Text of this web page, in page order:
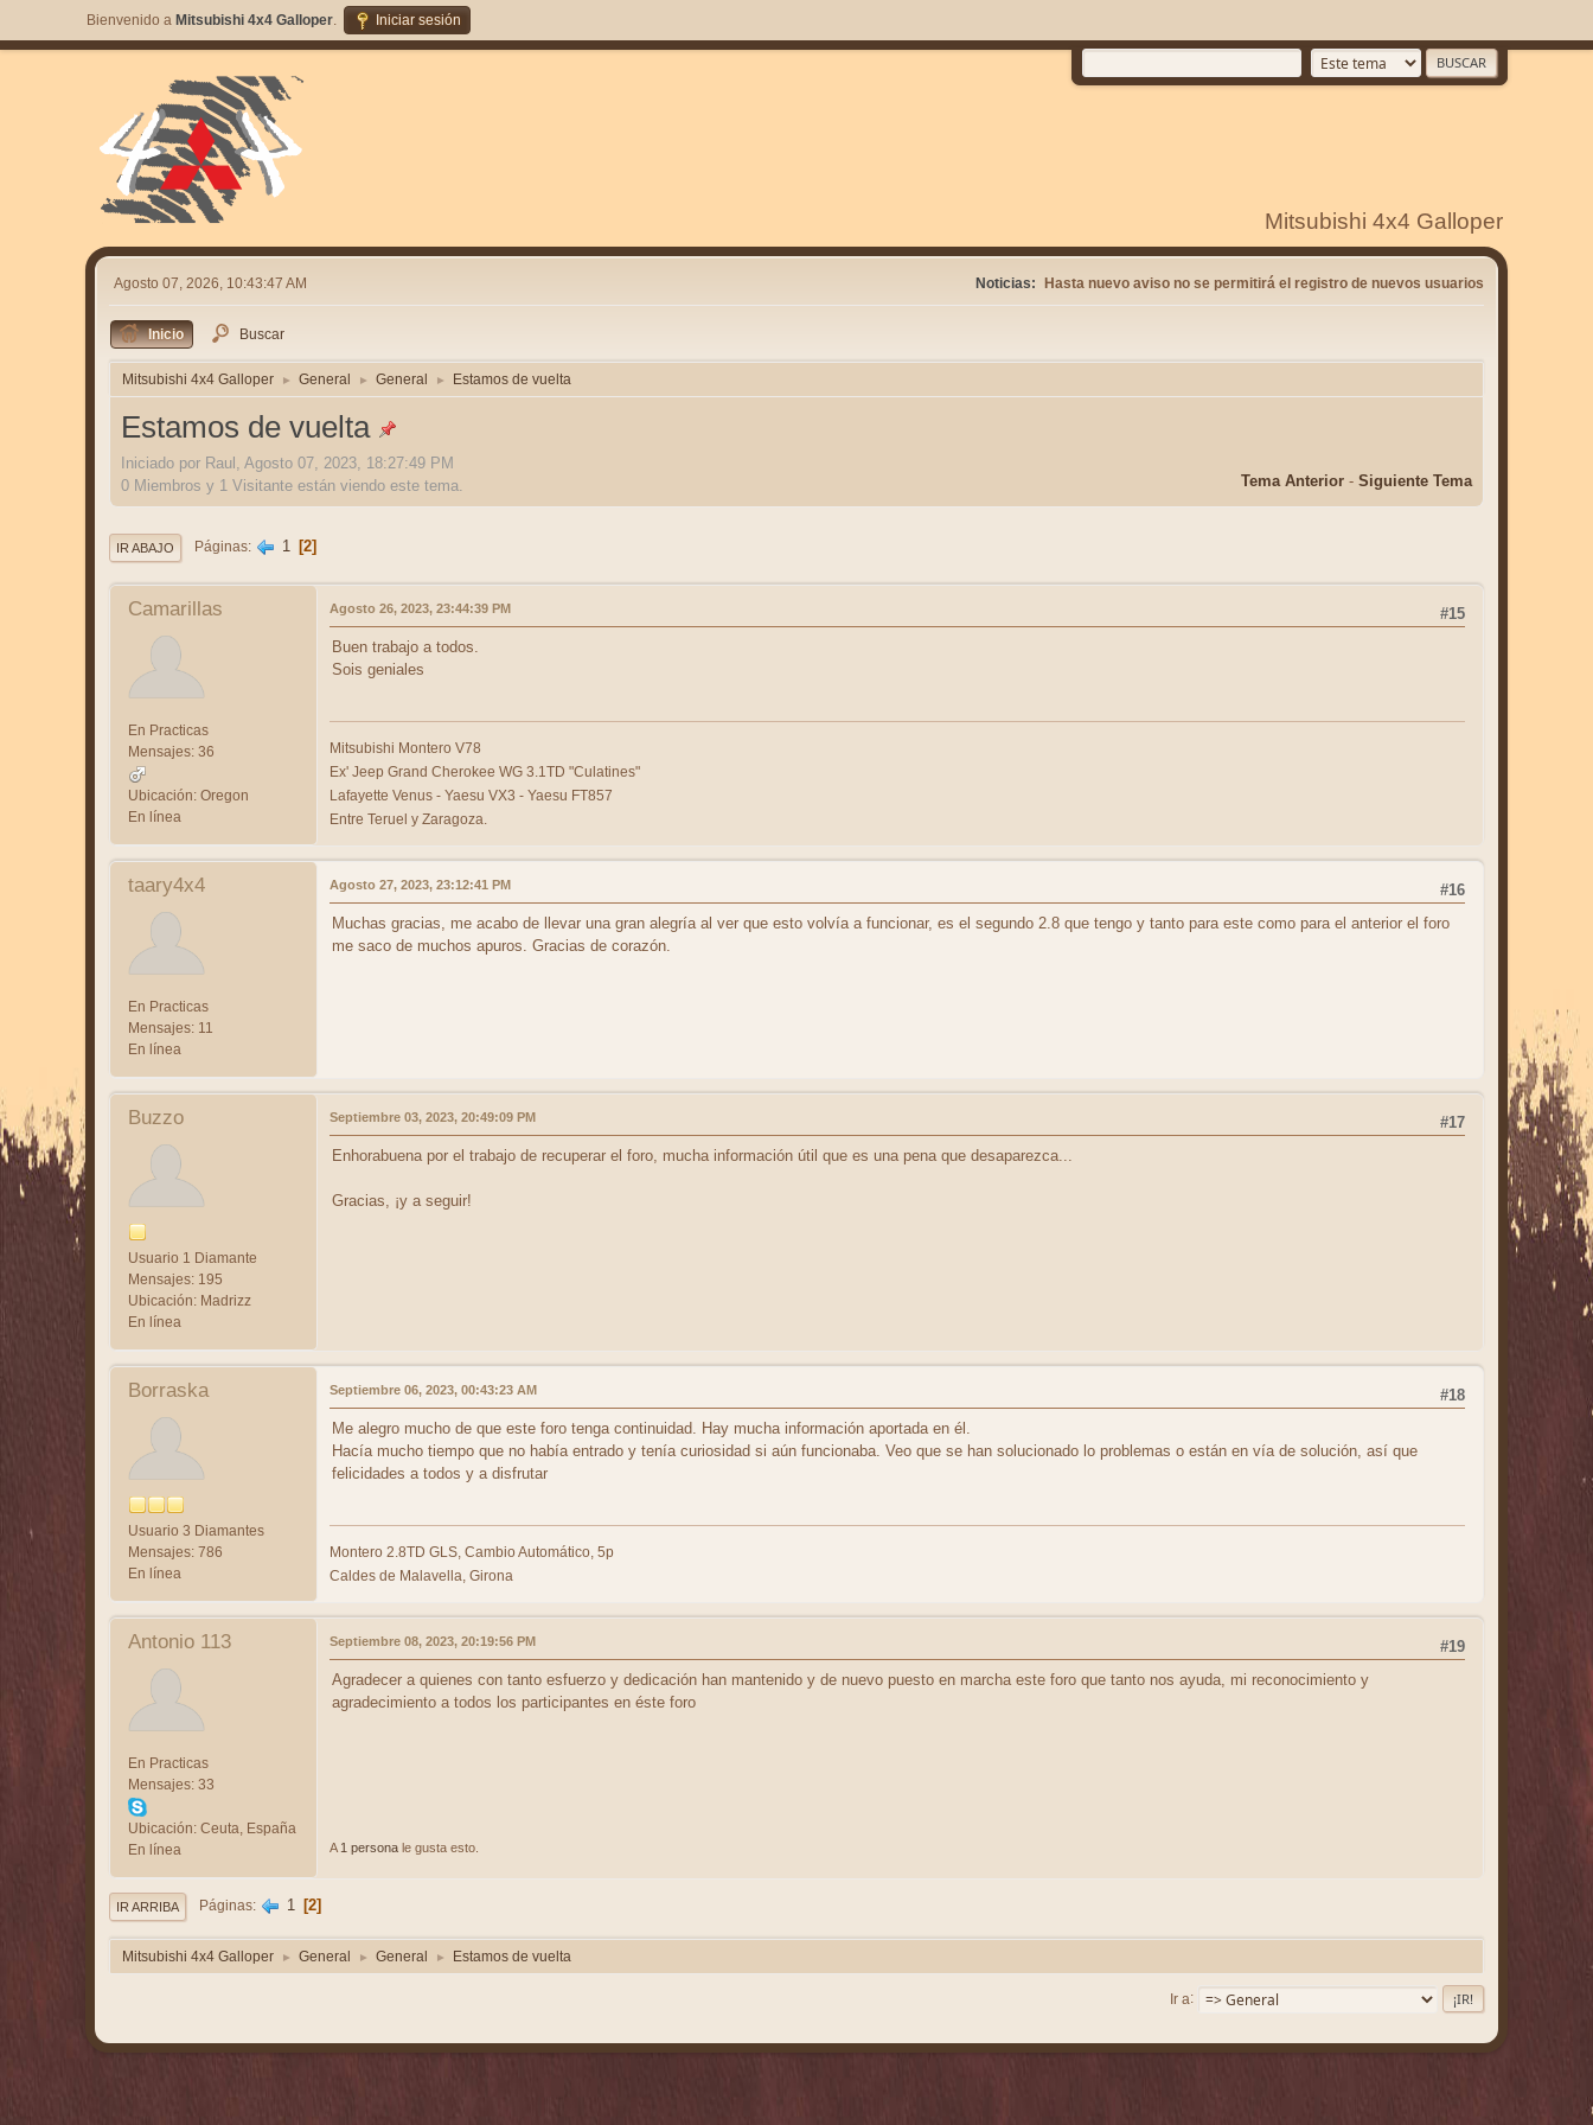
Bienvenido a Mitsubishi 4x4 Galloper. Iniciar sesión
Mitsubishi 4x4 Galloper
Agosto 07, 2026, 10:43:47 AM Noticias: Hasta nuevo aviso no se permitirá el registro de nuevos usuarios
Inicio Buscar
Mitsubishi 4x4 Galloper ► General ► General ► Estamos de vuelta
Estamos de vuelta
Iniciado por Raul, Agosto 07, 2023, 18:27:49 PM
Tema Anterior - Siguiente Tema
0 Miembros y 1 Visitante están viendo este tema.
IR ABAJO Páginas 1 2
Camarillas
En Practicas
Mensajes: 36
Ubicación: Oregon
En línea
#15
Agosto 26, 2023, 23:44:39 PM
Buen trabajo a todos.
Sois geniales
Mitsubishi Montero V78
Ex' Jeep Grand Cherokee WG 3.1TD "Culatines"
Lafayette Venus - Yaesu VX3 - Yaesu FT857
Entre Teruel y Zaragoza.
taary4x4
En Practicas
Mensajes: 11
En línea
#16
Agosto 27, 2023, 23:12:41 PM
Muchas gracias, me acabo de llevar una gran alegría al ver que esto volvía a funcionar, es el segundo 2.8 que tengo y tanto para este como para el anterior el foro
me saco de muchos apuros. Gracias de corazón.
Buzzo
Usuario 1 Diamante
Mensajes: 195
Ubicación: Madrizz
En línea
#17
Septiembre 03, 2023, 20:49:09 PM
Enhorabuena por el trabajo de recuperar el foro, mucha información útil que es una pena que desaparezca...
Gracias, ¡y a seguir!
Borraska
Usuario 3 Diamantes
Mensajes: 786
En línea
#18
Septiembre 06, 2023, 00:43:23 AM
Me alegro mucho de que este foro tenga continuidad. Hay mucha información aportada en él.
Hacía mucho tiempo que no había entrado y tenía curiosidad si aún funcionaba. Veo que se han solucionado lo problemas o están en vía de solución, así que
felicidades a todos y a disfrutar
Montero 2.8TD GLS, Cambio Automático, 5p
Caldes de Malavella, Girona
Antonio 113
En Practicas
Mensajes: 33
Ubicación: Ceuta, España
En línea
#19
Septiembre 08, 2023, 20:19:56 PM
Agradecer a quienes con tanto esfuerzo y dedicación han mantenido y de nuevo puesto en marcha este foro que tanto nos ayuda, mi reconocimiento y
agradecimiento a todos los participantes en éste foro
A 1 persona le gusta esto.
IR ARRIBA Páginas 1 2
Mitsubishi 4x4 Galloper ► General ► General ► Estamos de vuelta
Ir a